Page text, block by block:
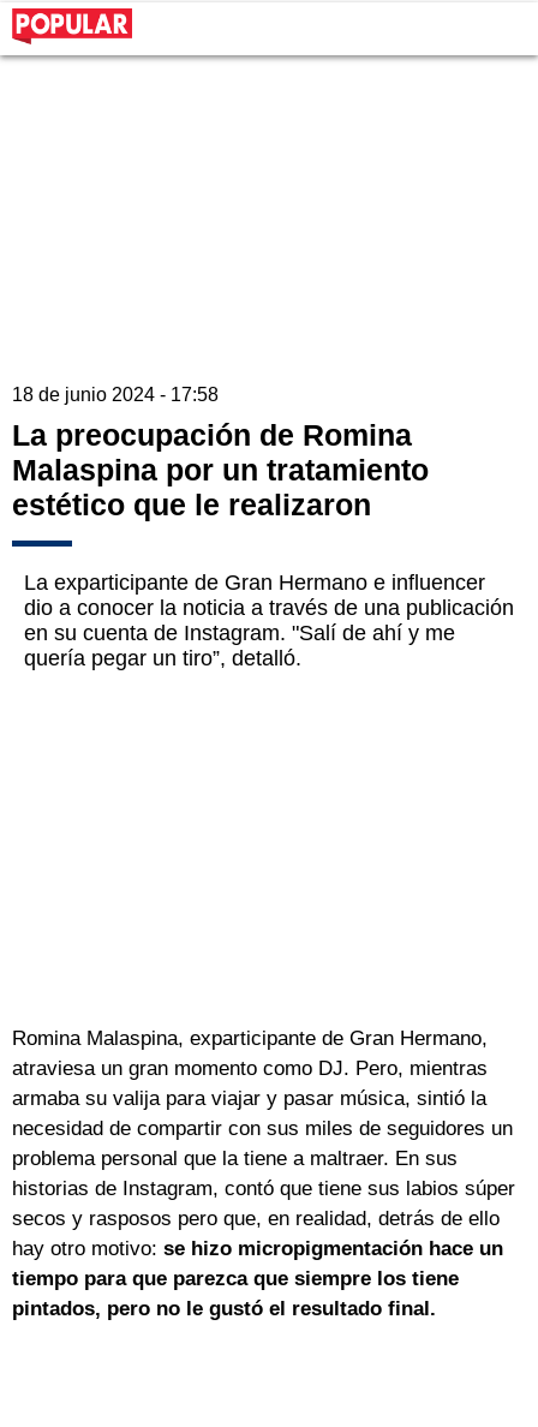
18 de junio 2024 - 17:58
La preocupación de Romina
Malaspina por un tratamiento
estético que le realizaron
La exparticipante de Gran Hermano e influencer
dio a conocer la noticia a través de una publicación
en su cuenta de Instagram. "Salí de ahí y me
quería pegar un tiro”, detalló.
Romina Malaspina, exparticipante de Gran Hermano,
atraviesa un gran momento como DJ. Pero, mientras
armaba su valija para viajar y pasar música, sintió la
necesidad de compartir con sus miles de seguidores un
problema personal que la tiene a maltraer. En sus
historias de Instagram, contó que tiene sus labios súper
secos y rasposos pero que, en realidad, detrás de ello
hay otro motivo: se hizo micropigmentación hace un
tiempo para que parezca que siempre los tiene
pintados, pero no le gustó el resultado final.